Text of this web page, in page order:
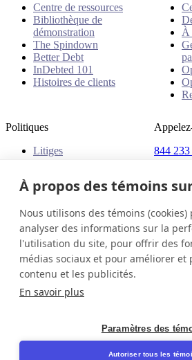
Centre de ressources
Bibliothèque de
démonstration
The Spindown
Better Debt
InDebted 101
Histoires de clients
À
Politiques
Litiges
844
1400
Canada
Canada (Français)
© 2026 InDebted Holdings
À propos des témoins
Nous utilisons des témoins
analyser des informations sur la
l'utilisation du site, pour offrir des
médias sociaux et pour améliorer et
contenu et les publicités.
En savoir plus
Paramètres des
Autoriser tous les